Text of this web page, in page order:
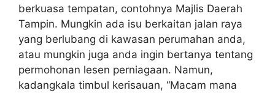
berkuasa tempatan, contohnya Majlis Daerah
Tampin. Mungkin ada isu berkaitan jalan raya
yang berlubang di kawasan perumahan anda,
atau mungkin juga anda ingin bertanya tentang
permohonan lesen perniagaan. Namun,
kadangkala timbul kerisauan, “Macam mana